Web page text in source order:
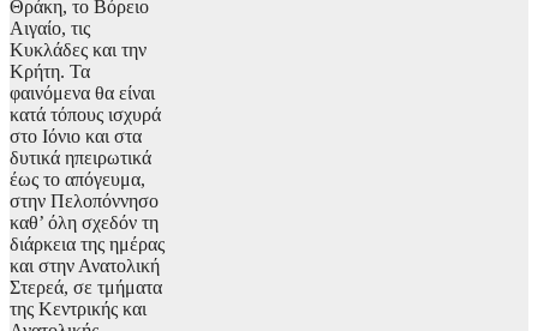
Θράκη, το Βόρειο
Αιγαίο, τις
Κυκλάδες και την
Κρήτη. Τα
φαινόμενα θα είναι
κατά τόπους ισχυρά
στο Ιόνιο και στα
δυτικά ηπειρωτικά
έως το απόγευμα,
στην Πελοπόννησο
καθ’ όλη σχεδόν τη
διάρκεια της ημέρας
και στην Ανατολική
Στερεά, σε τμήματα
της Κεντρικής και